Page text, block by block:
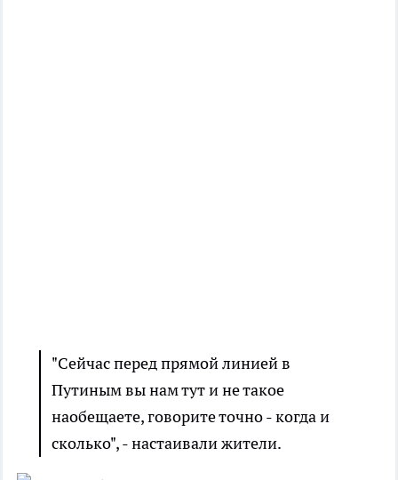
"Сейчас перед прямой линией в
Путиным вы нам тут и не такое
наобещаете, говорите точно - когда и
сколько", - настаивали жители.